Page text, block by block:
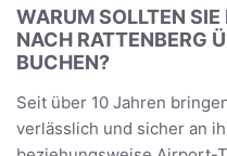
WARUM SOLLTEN
NACH RATTENBERG
BUCHEN?
Seit über 10 Jahren
verlässlich und sicher an